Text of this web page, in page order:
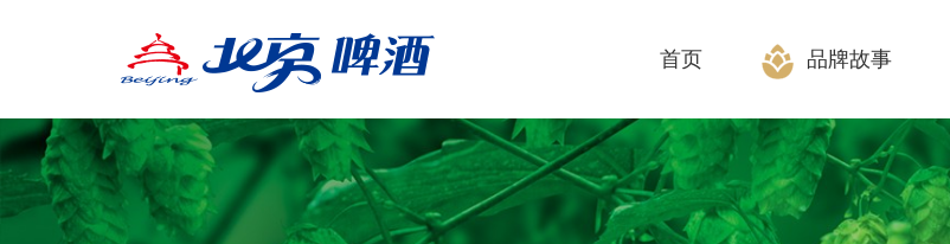
首页 品牌故事